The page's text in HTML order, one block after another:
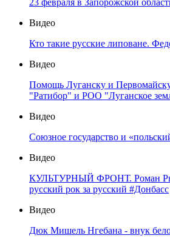
23 февраля в Запорожской
Видео
Кто такие русские липоване.
Видео
Помощь Луганску и
"Ратибор" и РОО "Луганское
Видео
Союзное государство и
Видео
КУЛЬТУРНЫЙ ФРОНТ. Роман
русский рок за русский #Донбасс
Видео
Дюк Мишель Нгебана - внук